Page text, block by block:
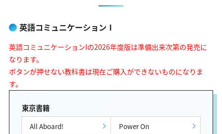
英語コミュニケーションⅠ
英語コミュニケーションIの2026年度版は準備出来次第の発売に
なります。
ボタンが押せない教科書は現在ご購入ができないものになりま
す。
東京書籍
All Aboard!
Power On